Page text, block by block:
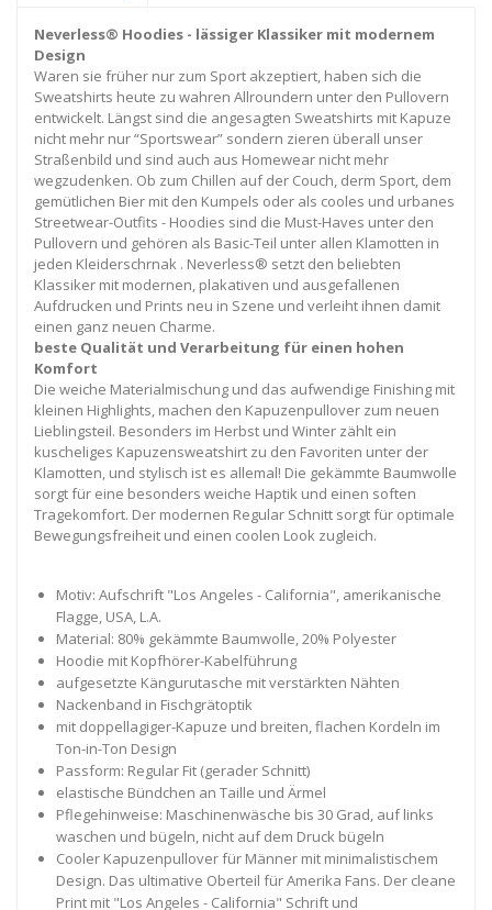
Neverless® Hoodies - lässiger Klassiker mit modernem
Design
Waren sie früher nur zum Sport akzeptiert, haben sich die
Sweatshirts heute zu wahren Allroundern unter den Pullovern
entwickelt. Längst sind die angesagten Sweatshirts mit Kapuze
nicht mehr nur “Sportswear” sondern zieren überall unser
Straßenbild und sind auch aus Homewear nicht mehr
wegzudenken. Ob zum Chillen auf der Couch, derm Sport, dem
gemütlichen Bier mit den Kumpels oder als cooles und urbanes
Streetwear-Outfits - Hoodies sind die Must-Haves unter den
Pullovern und gehören als Basic-Teil unter allen Klamotten in
jeden Kleiderschrnak . Neverless® setzt den beliebten
Klassiker mit modernen, plakativen und ausgefallenen
Aufdrucken und Prints neu in Szene und verleiht ihnen damit
einen ganz neuen Charme.
beste Qualität und Verarbeitung für einen hohen
Komfort
Die weiche Materialmischung und das aufwendige Finishing mit
kleinen Highlights, machen den Kapuzenpullover zum neuen
Lieblingsteil. Besonders im Herbst und Winter zählt ein
kuscheliges Kapuzensweatshirt zu den Favoriten unter der
Klamotten, und stylisch ist es allemal! Die gekämmte Baumwolle
sorgt für eine besonders weiche Haptik und einen soften
Tragekomfort. Der modernen Regular Schnitt sorgt für optimale
Bewegungsfreiheit und einen coolen Look zugleich.
Motiv: Aufschrift "Los Angeles - California", amerikanische
Flagge, USA, L.A.
Material: 80% gekämmte Baumwolle, 20% Polyester
Hoodie mit Kopfhörer-Kabelführung
aufgesetzte Kängurutasche mit verstärkten Nähten
Nackenband in Fischgrätoptik
mit doppellagiger-Kapuze und breiten, flachen Kordeln im
Ton-in-Ton Design
Passform: Regular Fit (gerader Schnitt)
elastische Bündchen an Taille und Ärmel
Pflegehinweise: Maschinenwäsche bis 30 Grad, auf links
waschen und bügeln, nicht auf dem Druck bügeln
Cooler Kapuzenpullover für Männer mit minimalistischem
Design. Das ultimative Oberteil für Amerika Fans. Der cleane
Print mit "Los Angeles - California" Schrift und